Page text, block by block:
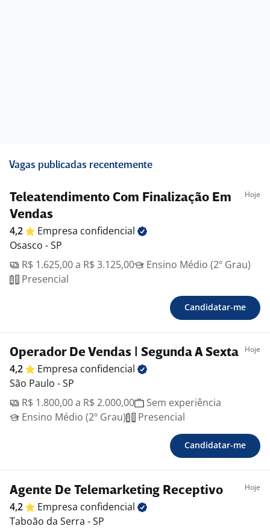
Vagas publicadas recentemente
Teleatendimento Com Finalização Em
Vendas
Hoje
4,2 Empresa confidencial
Osasco - SP
R$ 1.625,00 a R$ 3.125,00
Ensino Médio (2º Grau)
Presencial
Candidatar-me
Operador De Vendas | Segunda A Sexta Hoje
4,2 Empresa confidencial
São Paulo - SP
R$ 1.800,00 a R$ 2.000,00
Sem experiência
Ensino Médio (2º Grau)
Presencial
Candidatar-me
Agente De Telemarketing Receptivo Hoje
4,2 Empresa confidencial
Taboão da Serra - SP